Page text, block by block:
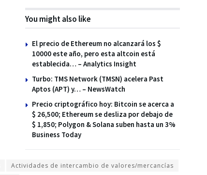
You might also like
El precio de Ethereum no alcanzará los $
10000 este año, pero esta altcoin está
establecida… – Analytics Insight
Turbo: TMS Network (TMSN) acelera Past
Aptos (APT) y… – NewsWatch
Precio criptográfico hoy: Bitcoin se acerca a
$ 26,500; Ethereum se desliza por debajo de
$ 1,850; Polygon & Solana suben hasta un 3%
Business Today
Actividades de intercambio de valores/mercancías